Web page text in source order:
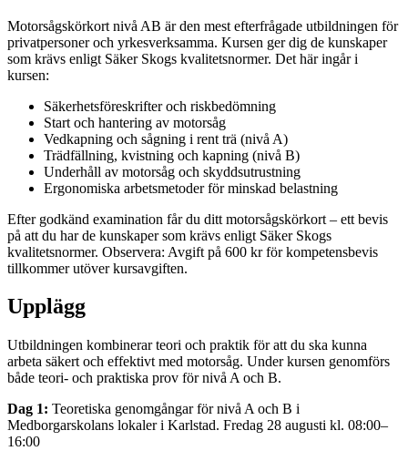
Motorsågskörkort nivå AB är den mest efterfrågade utbildningen för
privatpersoner och yrkesverksamma. Kursen ger dig de kunskaper
som krävs enligt Säker Skogs kvalitetsnormer. Det här ingår i
kursen:
Säkerhetsföreskrifter och riskbedömning
Start och hantering av motorsåg
Vedkapning och sågning i rent trä (nivå A)
Trädfällning, kvistning och kapning (nivå B)
Underhåll av motorsåg och skyddsutrustning
Ergonomiska arbetsmetoder för minskad belastning
Efter godkänd examination får du ditt motorsågskörkort – ett bevis
på att du har de kunskaper som krävs enligt Säker Skogs
kvalitetsnormer. Observera: Avgift på 600 kr för kompetensbevis
tillkommer utöver kursavgiften.
Upplägg
Utbildningen kombinerar teori och praktik för att du ska kunna
arbeta säkert och effektivt med motorsåg. Under kursen genomförs
både teori- och praktiska prov för nivå A och B.
Dag 1: Teoretiska genomgångar för nivå A och B i
Medborgarskolans lokaler i Karlstad. Fredag 28 augusti kl. 08:00–
16:00